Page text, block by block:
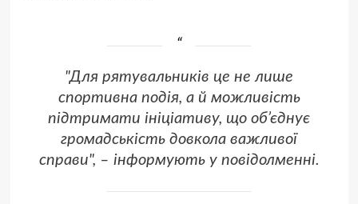
"Для рятувальників це не лише
спортивна подія, а й можливість
підтримати ініціативу, що об’єднує
громадськість довкола важливої
справи", – інформують у повідолменні.